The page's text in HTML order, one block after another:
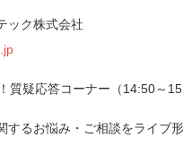
ック株式会社
質疑応答コーナー（14:50～
するお悩み・ご相談をライブ